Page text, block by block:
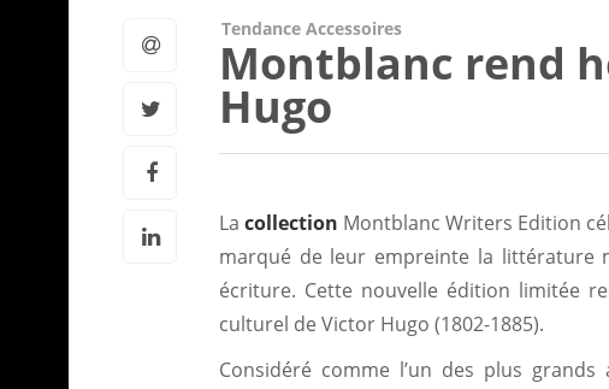
Tendance Accessoires
Montblanc rend
Hugo
La collection Montblanc Writers Edition
marqué de leur empreinte la
écriture. Cette nouvelle édition limitée
culturel de Victor Hugo (1802-1885).
Considéré comme l’un des plus